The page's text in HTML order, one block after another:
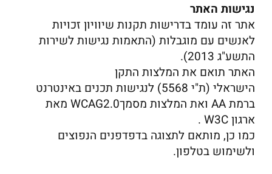
נגישות האתר
אתר זה עומד בדרישות תקנות שיוויון זכויות
לאנשים עם מוגבלות (התאמות נגישות לשירות
התשע"ג 2013).
האתר תואם את המלצות התקן
הישראלי (ת"י 5568) לנגישות תכנים באינטרנט
ברמת AA ואת המלצות מסמךWCAG2.0 מאת
ארגון W3C .
כמו כן, מותאם לתצוגה בדפדפנים הנפוצים
ולשימוש בטלפון.